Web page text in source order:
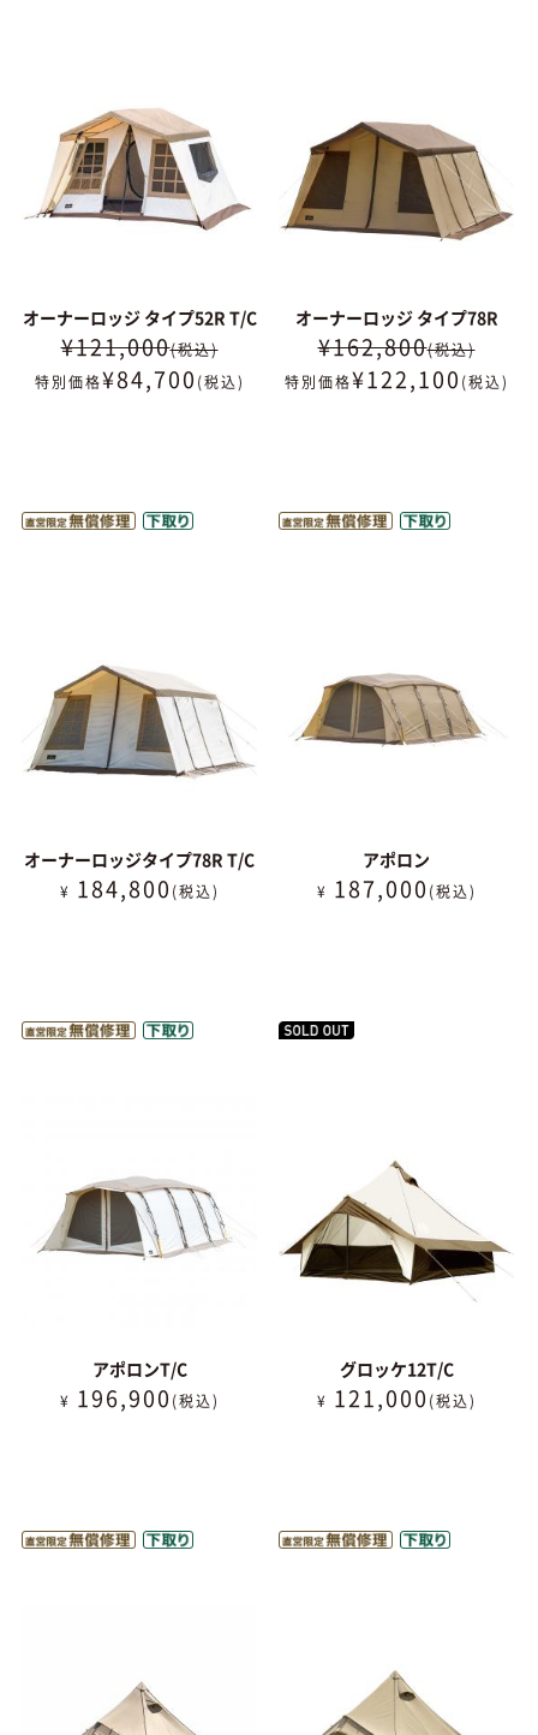
オーナーロッジ タイプ52R T/C
¥121,000(税込)
特別価格¥84,700 (税込)
オーナーロッジ タイプ78R
¥162,800(税込)
特別価格¥122,100 (税込)
オーナーロッジタイプ78R T/C
¥ 184,800 (税込)
アポロン
¥ 187,000 (税込)
アポロンT/C
¥ 196,900 (税込)
グロッケ12T/C
¥ 121,000 (税込)